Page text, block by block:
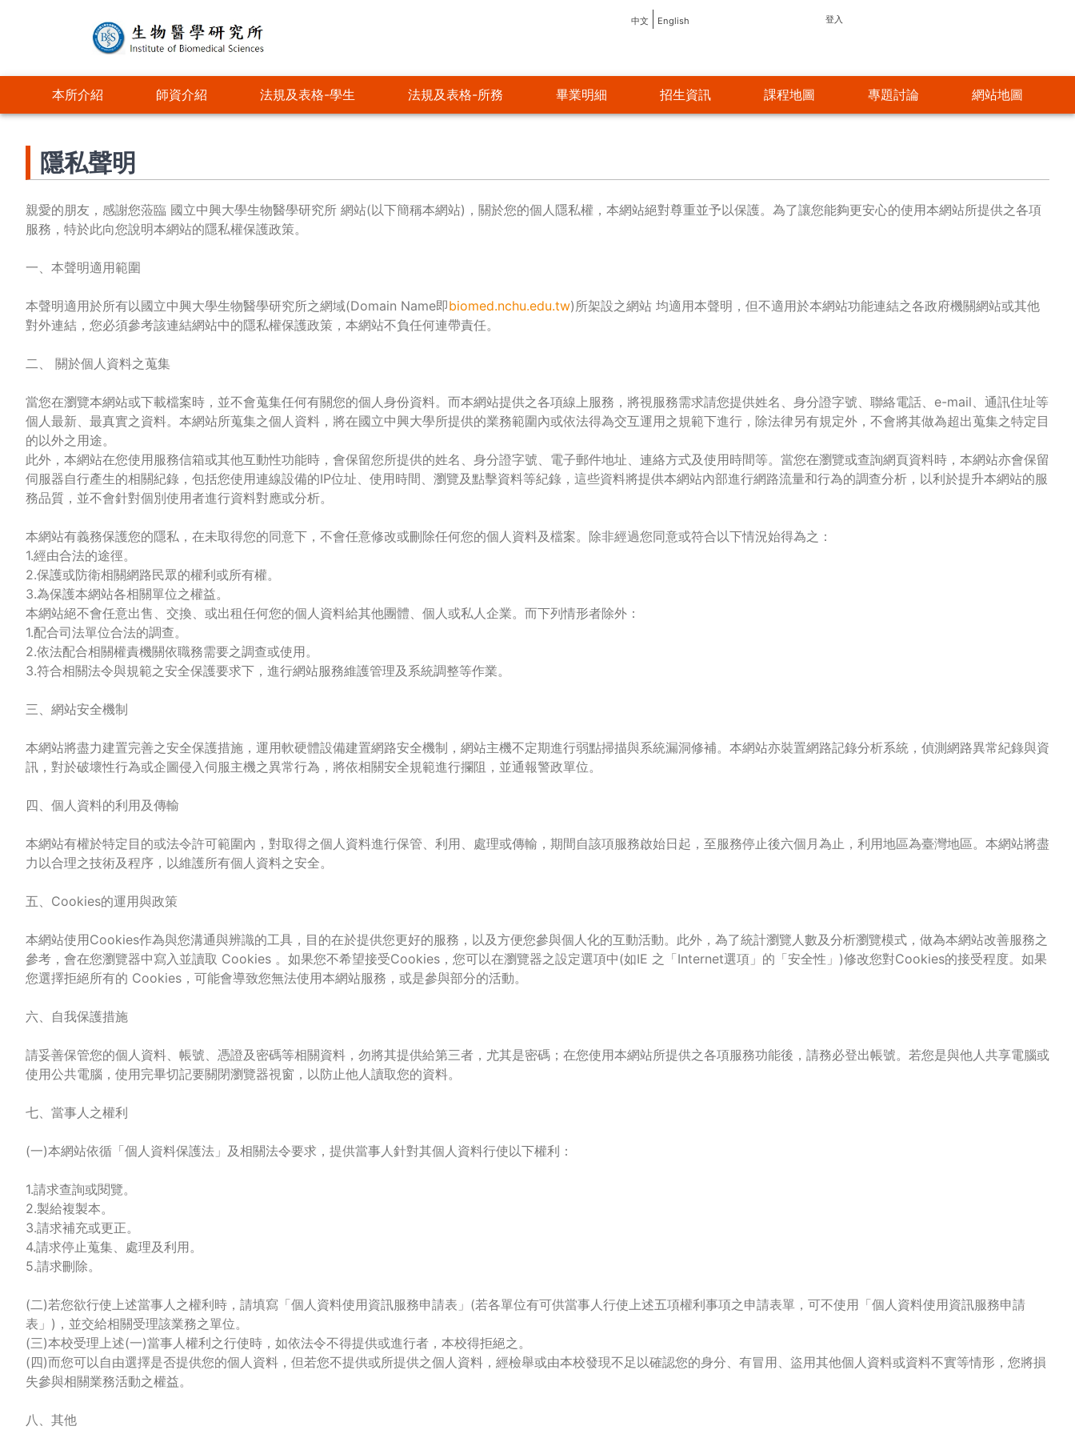
導
本所介紹 師資介紹 法規及表格-學生 法規及表格-所務 畢業明細 招生資訊 課程地圖 專題討論 網站地圖
使
者
帳
選
單
登入
中文 English
隱私聲明
親愛的朋友，感謝您蒞臨 國立中興大學生物醫學研究所 網站(以下簡稱本網站)，關於您的個人隱私權，本網站絕對尊重並予以保護。為了讓您能夠更安心的使用本網站所提供之各項
服務，特於此向您說明本網站的隱私權保護政策。
一、本聲明適用範圍
本聲明適用於所有以國立中興大學生物醫學研究所之網域(Domain Name即biomed.nchu.edu.tw)所架設之網站 均適用本聲明，但不適用於本網站功能連結之各政府機關網站或其他
對外連結，您必須參考該連結網站中的隱私權保護政策，本網站不負任何連帶責任。
二、 關於個人資料之蒐集
當您在瀏覽本網站或下載檔案時，並不會蒐集任何有關您的個人身份資料。而本網站提供之各項線上服務，將視服務需求請您提供姓名、身分證字號、聯絡電話、e-mail、通訊住址等
個人最新、最真實之資料。本網站所蒐集之個人資料，將在國立中興大學所提供的業務範圍內或依法得為交互運用之規範下進行，除法律另有規定外，不會將其做為超出蒐集之特定目
的以外之用途。
此外，本網站在您使用服務信箱或其他互動性功能時，會保留您所提供的姓名、身分證字號、電子郵件地址、連絡方式及使用時間等。當您在瀏覽或查詢網頁資料時，本網站亦會保留
伺服器自行產生的相關紀錄，包括您使用連線設備的IP位址、使用時間、瀏覽及點擊資料等紀錄，這些資料將提供本網站內部進行網路流量和行為的調查分析，以利於提升本網站的服
務品質，並不會針對個別使用者進行資料對應或分析。
本網站有義務保護您的隱私，在未取得您的同意下，不會任意修改或刪除任何您的個人資料及檔案。除非經過您同意或符合以下情況始得為之：
1.經由合法的途徑。
2.保護或防衛相關網路民眾的權利或所有權。
3.為保護本網站各相關單位之權益。
本網站絕不會任意出售、交換、或出租任何您的個人資料給其他團體、個人或私人企業。而下列情形者除外：
1.配合司法單位合法的調查。
2.依法配合相關權責機關依職務需要之調查或使用。
3.符合相關法令與規範之安全保護要求下，進行網站服務維護管理及系統調整等作業。
三、網站安全機制
本網站將盡力建置完善之安全保護措施，運用軟硬體設備建置網路安全機制，網站主機不定期進行弱點掃描與系統漏洞修補。本網站亦裝置網路記錄分析系統，偵測網路異常紀錄與資
訊，對於破壞性行為或企圖侵入伺服主機之異常行為，將依相關安全規範進行攔阻，並通報警政單位。
四、個人資料的利用及傳輸
本網站有權於特定目的或法令許可範圍內，對取得之個人資料進行保管、利用、處理或傳輸，期間自該項服務啟始日起，至服務停止後六個月為止，利用地區為臺灣地區。本網站將盡
力以合理之技術及程序，以維護所有個人資料之安全。
五、Cookies的運用與政策
本網站使用Cookies作為與您溝通與辨識的工具，目的在於提供您更好的服務，以及方便您參與個人化的互動活動。此外，為了統計瀏覽人數及分析瀏覽模式，做為本網站改善服務之
參考，會在您瀏覽器中寫入並讀取 Cookies 。如果您不希望接受Cookies，您可以在瀏覽器之設定選項中(如IE 之「Internet選項」的「安全性」)修改您對Cookies的接受程度。如果
您選擇拒絕所有的 Cookies，可能會導致您無法使用本網站服務，或是參與部分的活動。
六、自我保護措施
請妥善保管您的個人資料、帳號、憑證及密碼等相關資料，勿將其提供給第三者，尤其是密碼；在您使用本網站所提供之各項服務功能後，請務必登出帳號。若您是與他人共享電腦或
使用公共電腦，使用完畢切記要關閉瀏覽器視窗，以防止他人讀取您的資料。
七、當事人之權利
(一)本網站依循「個人資料保護法」及相關法令要求，提供當事人針對其個人資料行使以下權利：
1.請求查詢或閱覽。
2.製給複製本。
3.請求補充或更正。
4.請求停止蒐集、處理及利用。
5.請求刪除。
(二)若您欲行使上述當事人之權利時，請填寫「個人資料使用資訊服務申請表」(若各單位有可供當事人行使上述五項權利事項之申請表單，可不使用「個人資料使用資訊服務申請
表」)，並交給相關受理該業務之單位。
(三)本校受理上述(一)當事人權利之行使時，如依法令不得提供或進行者，本校得拒絕之。
(四)而您可以自由選擇是否提供您的個人資料，但若您不提供或所提供之個人資料，經檢舉或由本校發現不足以確認您的身分、有冒用、盜用其他個人資料或資料不實等情形，您將損
失參與相關業務活動之權益。
八、其他